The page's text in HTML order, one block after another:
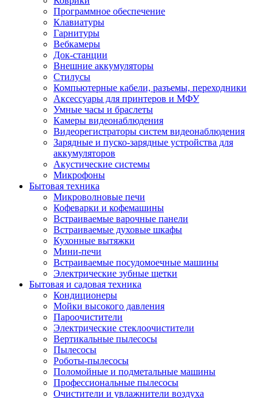
Программное обеспечение
Клавиатуры
Гарнитуры
Вебкамеры
Док-станции
Внешние аккумуляторы
Стилусы
Компьютерные кабели, разъемы, переходники
Аксессуары для принтеров и МФУ
Умные часы и браслеты
Камеры видеонаблюдения
Видеорегистраторы систем видеонаблюдения
Зарядные и пуско-зарядные устройства для
аккумуляторов
Акустические системы
Микрофоны
Бытовая техника
Микроволновые печи
Кофеварки и кофемашины
Встраиваемые варочные панели
Встраиваемые духовые шкафы
Кухонные вытяжки
Мини-печи
Встраиваемые посудомоечные машины
Электрические зубные щетки
Бытовая и садовая техника
Кондиционеры
Мойки высокого давления
Пароочистители
Электрические стеклоочистители
Вертикальные пылесосы
Пылесосы
Роботы-пылесосы
Поломойные и подметальные машины
Профессиональные пылесосы
Очистители и увлажнители воздуха